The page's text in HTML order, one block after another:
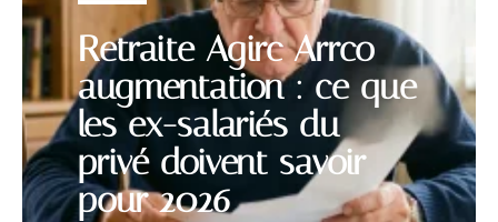
Retraite Agirc Arrco
augmentation : ce que
les ex-salariés du
privé doivent savoir
pour 2026